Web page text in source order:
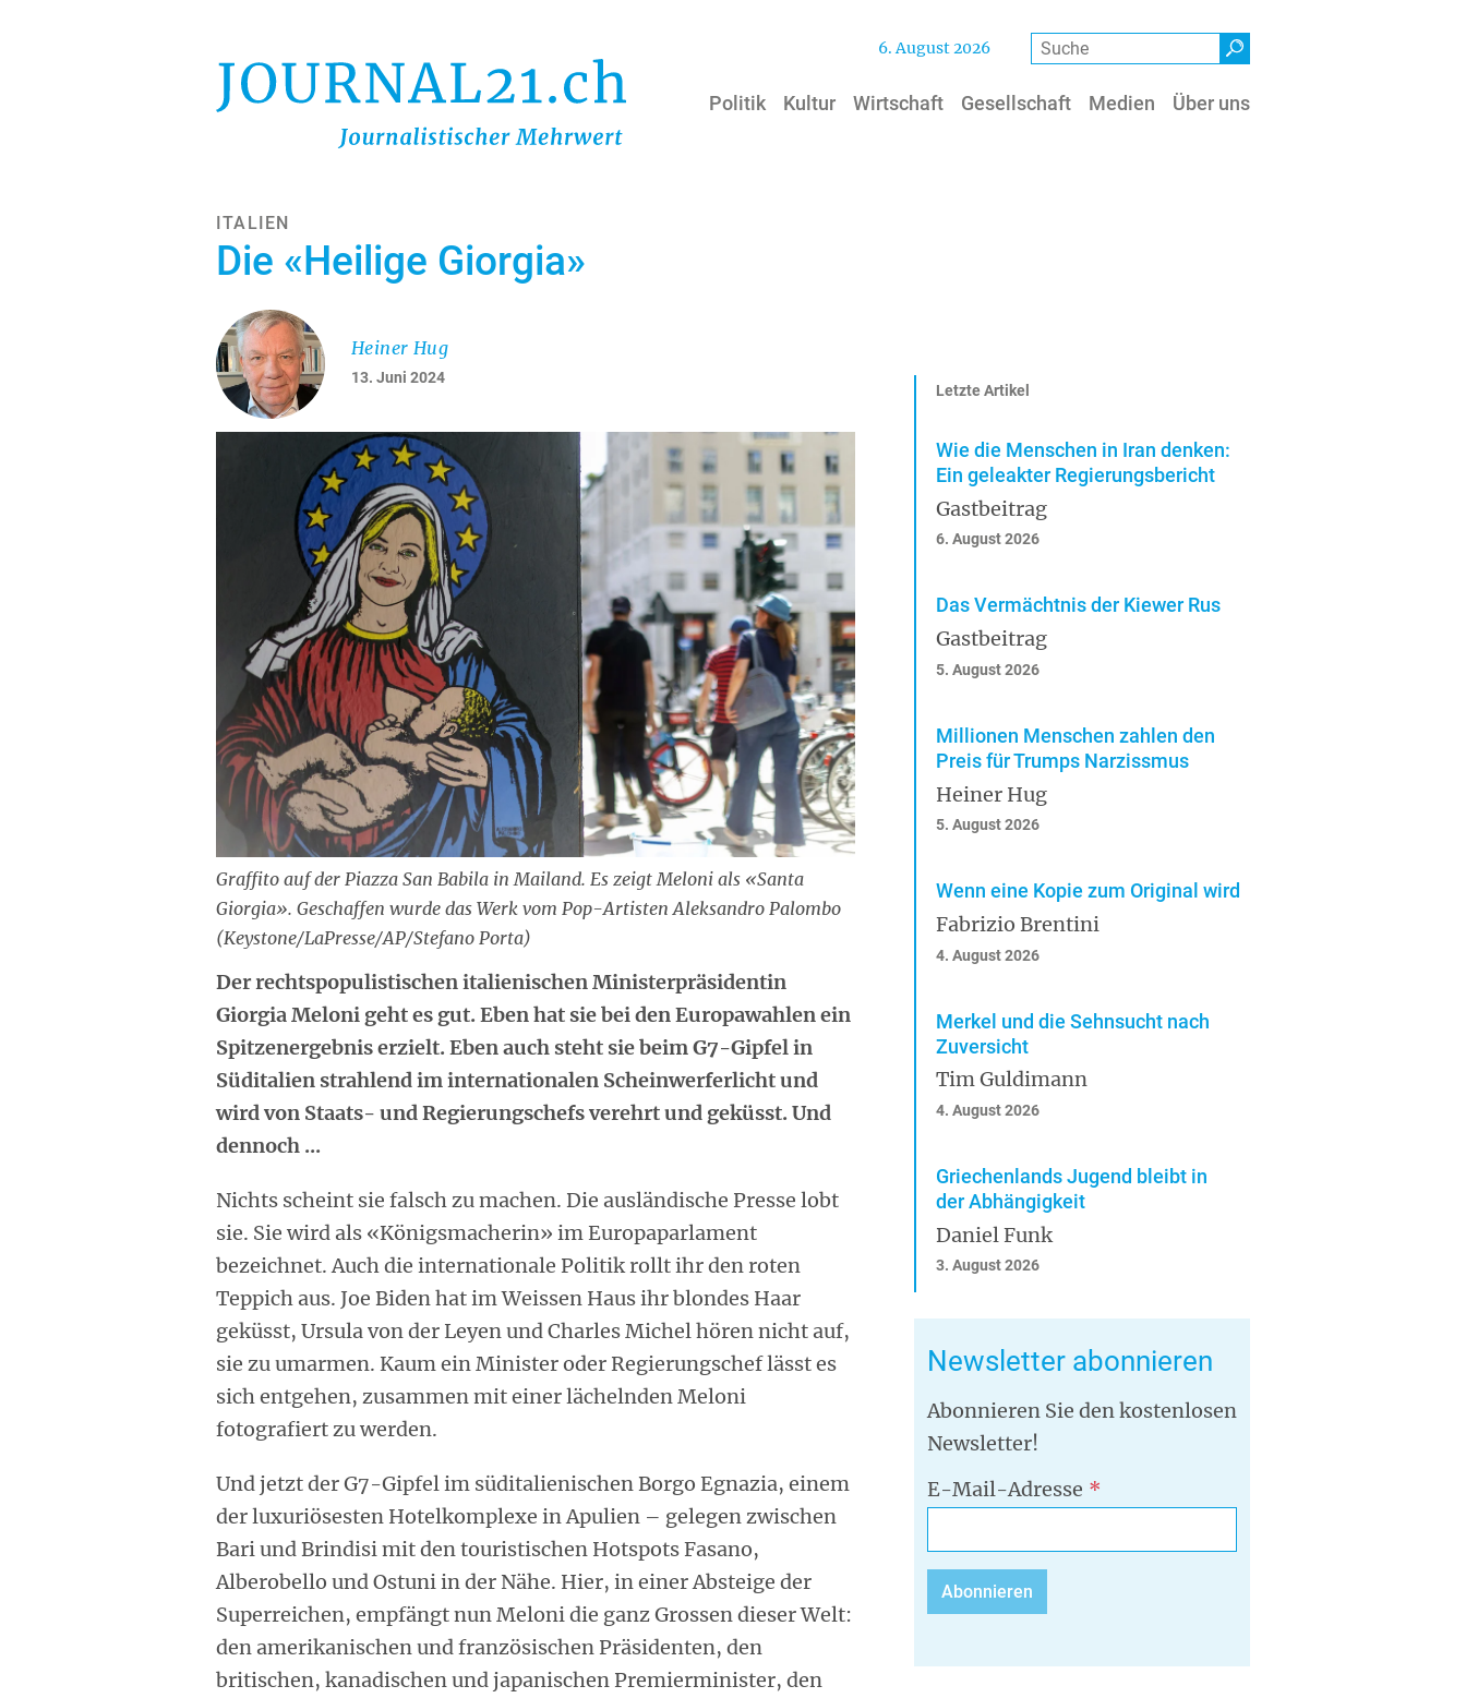
6. August 2026 Suche
Politik Kultur Wirtschaft Gesellschaft Medien Über uns
ITALIEN
Die «Heilige Giorgia»
13. Juni 2024
Heiner Hug
Graffito auf der Piazza San Babila in Mailand. Es zeigt Meloni als «Santa
Giorgia». Geschaffen wurde das Werk vom Pop-Artisten Aleksandro Palombo
(Keystone/LaPresse/AP/Stefano Porta)
Der rechtspopulistischen italienischen Ministerpräsidentin
Giorgia Meloni geht es gut. Eben hat sie bei den Europawahlen ein
Spitzenergebnis erzielt. Eben auch steht sie beim G7-Gipfel in
Süditalien strahlend im internationalen Scheinwerferlicht und
wird von Staats- und Regierungschefs verehrt und geküsst. Und
dennoch ...
Nichts scheint sie falsch zu machen. Die ausländische Presse lobt
sie. Sie wird als «Königsmacherin» im Europaparlament
bezeichnet. Auch die internationale Politik rollt ihr den roten
Teppich aus. Joe Biden hat im Weissen Haus ihr blondes Haar
geküsst, Ursula von der Leyen und Charles Michel hören nicht auf,
sie zu umarmen. Kaum ein Minister oder Regierungschef lässt es
sich entgehen, zusammen mit einer lächelnden Meloni
fotografiert zu werden.
Und jetzt der G7-Gipfel im süditalienischen Borgo Egnazia, einem
der luxuriösesten Hotelkomplexe in Apulien – gelegen zwischen
Bari und Brindisi mit den touristischen Hotspots Fasano,
Alberobello und Ostuni in der Nähe. Hier, in einer Absteige der
Superreichen, empfängt nun Meloni die ganz Grossen dieser Welt:
den amerikanischen und französischen Präsidenten, den
britischen, kanadischen und japanischen Premierminister, den
Letzte Artikel
Wie die Menschen in Iran denken:
Ein geleakter Regierungsbericht
Gastbeitrag
6. August 2026
Das Vermächtnis der Kiewer Rus
Gastbeitrag
5. August 2026
Millionen Menschen zahlen den
Preis für Trumps Narzissmus
Heiner Hug
5. August 2026
Wenn eine Kopie zum Original wird
Fabrizio Brentini
4. August 2026
Merkel und die Sehnsucht nach
Zuversicht
Tim Guldimann
4. August 2026
Griechenlands Jugend bleibt in
der Abhängigkeit
Daniel Funk
3. August 2026
Newsletter abonnieren
Abonnieren Sie den kostenlosen
Newsletter!
E-Mail-Adresse